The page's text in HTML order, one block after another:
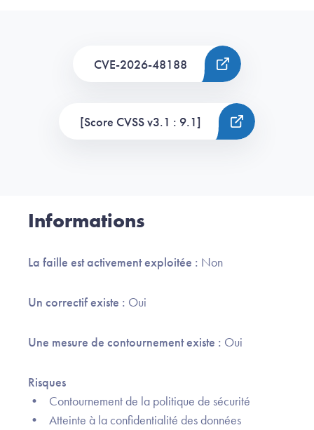
CVE-2026-48188
[Score CVSS v3.1 : 9.1]
Informations
La faille est activement exploitée : Non
Un correctif existe : Oui
Une mesure de contournement existe : Oui
Risques
• Contournement de la politique de sécurité
• Atteinte à la confidentialité des données